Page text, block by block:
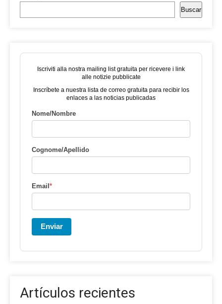
Buscar
Iscriviti alla nostra mailing list gratuita per ricevere i link
alle notizie pubblicate
Inscríbete a nuestra lista de correo gratuita para recibir los
enlaces a las noticias publicadas
Nome/Nombre
Cognome/Apellido
Email*
Enviar
Artículos recientes